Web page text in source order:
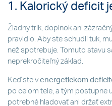
1. Kalorický deficit
Žiadny trik, doplnok ani
pravidlo. Aby ste schudli tuk,
než spotrebuje. Tomuto stavu
neprekročiteľný základ.
Keď ste venergetickom
po celom tele, a tým postupne
potrebné hladovať ani držať